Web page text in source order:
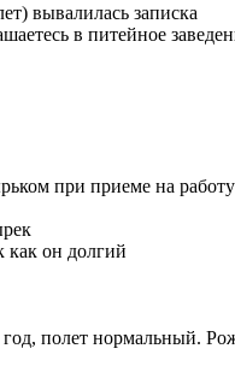
вывалилась записка
в питейное
при приеме на
как он долгий
полет нормальный.